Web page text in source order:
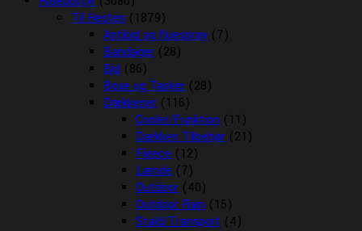
Til Hesten (1879)
Antibid og fluespray (7)
Bandager (28)
Bid (86)
Boxe og Tasker (28)
Dækkener (116)
Cooler/Funktion (11)
Dækken Tilbehør (21)
Fleece (12)
Lænde (7)
Outdoor (40)
Outdoor Rain (15)
Stald/Transport (4)